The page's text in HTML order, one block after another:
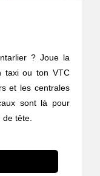
? Joue la
taxi ou ton VTC
et les centrales
sont là pour
tête.